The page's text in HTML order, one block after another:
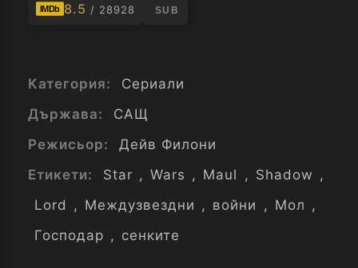
IMDb 8.5 / 28928 SUB
Категория:
Сериали
Държава:
САЩ
Режисьор:
Дейв Филони
Етикети:
Star , Wars , Maul , Shadow ,
Lord , Междузвездни , войни , Мол ,
Господар , сенките